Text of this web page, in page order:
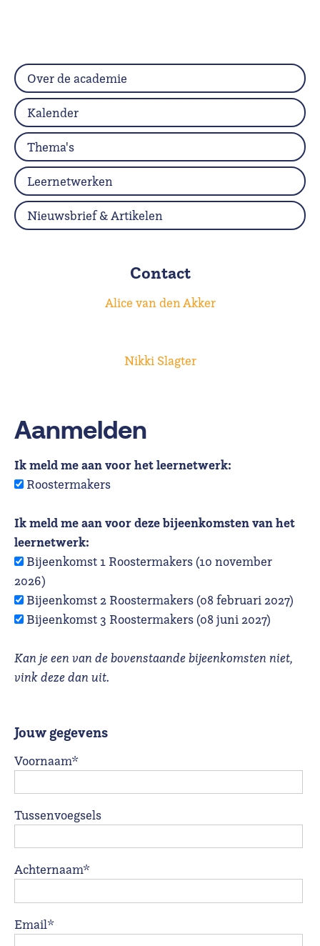
Aanmelden
Ik meld me aan voor het leernetwerk:
Roostermakers
Ik meld me aan voor deze bijeenkomsten van het
leernetwerk:
Bijeenkomst 1 Roostermakers (10 november
2026)
Bijeenkomst 2 Roostermakers (08 februari 2027)
Bijeenkomst 3 Roostermakers (08 juni 2027)
Kan je een van de bovenstaande bijeenkomsten niet,
vink deze dan uit.
Jouw gegevens
Voornaam*
Tussenvoegsels
Achternaam*
Email*
Over de academie
Kalender
Thema's
Leernetwerken
Nieuwsbrief & Artikelen
Contact
Alice van den Akker
Nikki Slagter